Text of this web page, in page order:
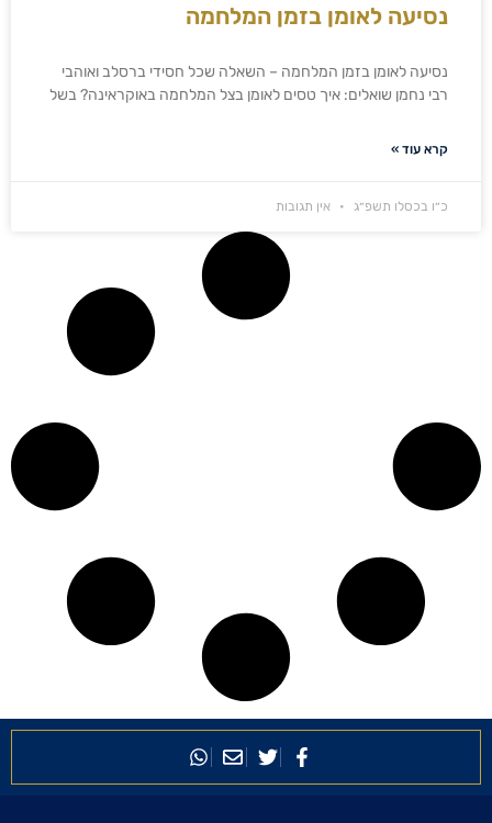
נסיעה לאומן בזמן המלחמה
נסיעה לאומן בזמן המלחמה – השאלה שכל חסידי ברסלב ואוהבי
רבי נחמן שואלים: איך טסים לאומן בצל המלחמה באוקראינה? בשל
קרא עוד »
כ״ו בכסלו תשפ״ג אין תגובות